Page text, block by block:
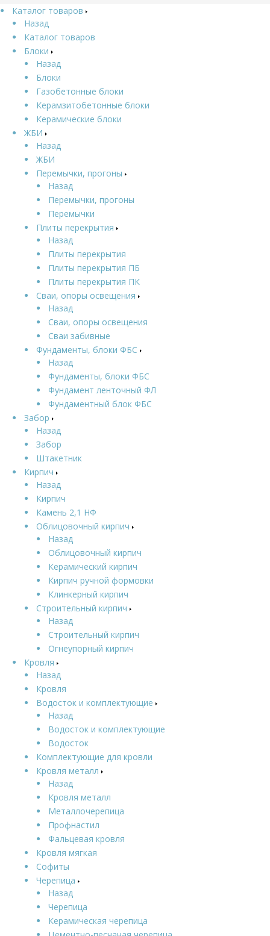
Каталог товаров
Назад
Каталог товаров
Блоки
Назад
Блоки
Газобетонные блоки
Керамзитобетонные блоки
Керамические блоки
ЖБИ
Назад
ЖБИ
Перемычки, прогоны
Назад
Перемычки, прогоны
Перемычки
Плиты перекрытия
Назад
Плиты перекрытия
Плиты перекрытия ПБ
Плиты перекрытия ПК
Сваи, опоры освещения
Назад
Сваи, опоры освещения
Сваи забивные
Фундаменты, блоки ФБС
Назад
Фундаменты, блоки ФБС
Фундамент ленточный ФЛ
Фундаментный блок ФБС
Забор
Назад
Забор
Штакетник
Кирпич
Назад
Кирпич
Камень 2,1 НФ
Облицовочный кирпич
Назад
Облицовочный кирпич
Керамический кирпич
Кирпич ручной формовки
Клинкерный кирпич
Строительный кирпич
Назад
Строительный кирпич
Огнеупорный кирпич
Кровля
Назад
Кровля
Водосток и комплектующие
Назад
Водосток и комплектующие
Водосток
Комплектующие для кровли
Кровля металл
Назад
Кровля металл
Металлочерепица
Профнастил
Фальцевая кровля
Кровля мягкая
Софиты
Черепица
Назад
Черепица
Керамическая черепица